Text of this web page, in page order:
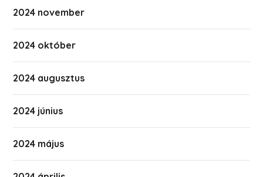
2024 november
2024 október
2024 augusztus
2024 június
2024 május